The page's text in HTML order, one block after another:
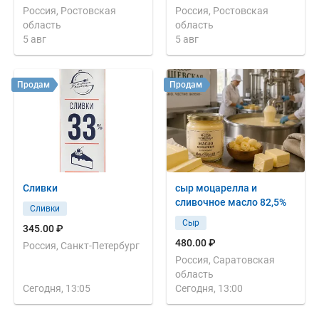
Россия, Ростовская
область
5 авг
Россия, Ростовская
область
5 авг
Сливки
Сливки
345.00 ₽
Россия, Санкт-Петербург
Сегодня, 13:05
Продам
сыр моцарелла и
сливочное масло 82,5%
Сыр
480.00 ₽
Россия, Саратовская
область
Сегодня, 13:00
Продам